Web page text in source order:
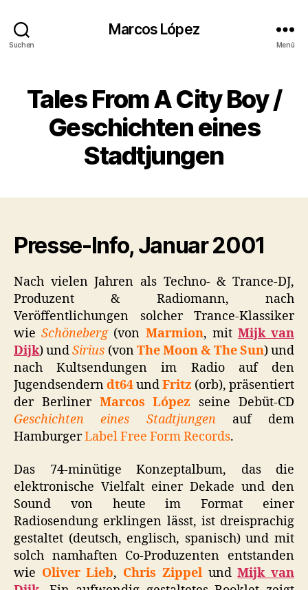
Suchen
Marcos López
Menü
Tales From A City Boy /
Geschichten eines
Stadtjungen
Presse-Info, Januar 2001
Nach vielen Jahren als Techno- & Trance-DJ,
Produzent & Radiomann, nach
Veröffentlichungen solcher Trance-Klassiker
wieSchöneberg(von Marmion, mit Mijk van
Dijk) undSirius (vonThe Moon & The Sun) und
nach Kultsendungen im Radio auf den
Jugendsenderndt64undFritz (orb), präsentiert
der Berliner Marcos López seine Debüt-CD
Geschichten eines Stadtjungen
auf dem
HamburgerLabel Free Form Records.
Das 74-minütige Konzeptalbum, das die
elektronische Vielfalt einer Dekade und den
Sound von heute im Format einer
Radiosendung erklingen lässt, ist dreisprachig
gestaltet (deutsch, englisch, spanisch) und mit
solch namhaften Co-Produzenten entstanden
wie Oliver Lieb, Chris ZippelundMijk van